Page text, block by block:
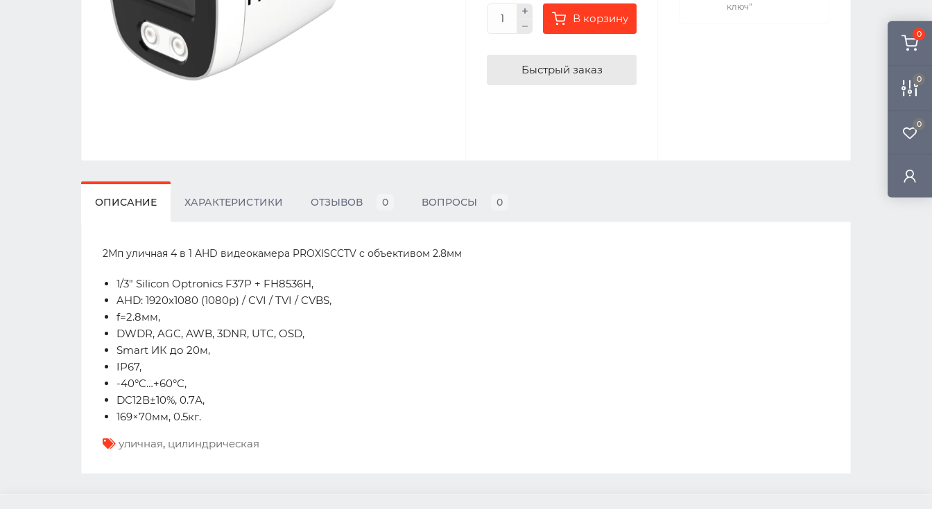
0
0
0
В корзину
Быстрый заказ
ключ"
ОПИСАНИЕ ХАРАКТЕРИСТИКИ ОТЗЫВОВ 0 ВОПРОСЫ 0
2Мп уличная 4 в 1 AHD видеокамера PROXISCCTV c объективом 2.8мм
1/3" Silicon Optronics F37P + FH8536H,
AHD: 1920x1080 (1080p) / CVI / TVI / CVBS,
f=2.8мм,
DWDR, AGC, AWB, 3DNR, UTC, OSD,
Smart ИК до 20м,
IP67,
-40°C…+60°C,
DC12В±10%, 0.7А,
169×70мм, 0.5кг.
уличная, цилиндрическая